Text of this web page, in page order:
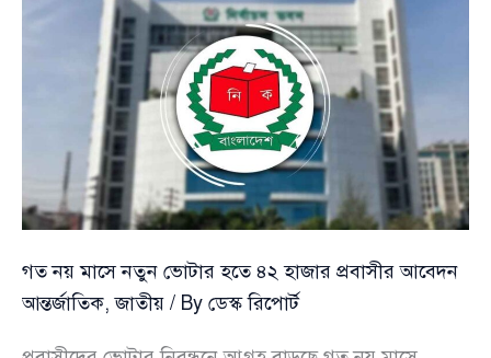
গত নয় মাসে নতুন ভোটার হতে ৪২ হাজার প্রবাসীর আবেদন
আন্তর্জাতিক,জাতীয় / By ডেস্ক রিপোর্ট